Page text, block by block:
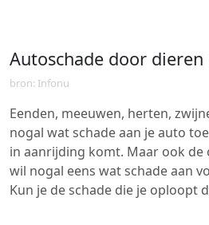
Autoschade door dieren
bron: Infonu
Eenden, meeuwen, herten,
nogal wat schade aan je auto
in aanrijding komt. Maar ook de
wil nogal eens wat schade aan
Kun je de schade die je oploopt